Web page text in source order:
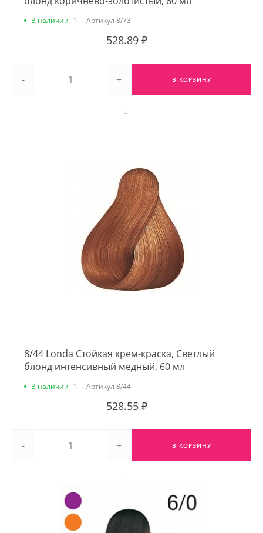
В наличии 1 Артикул 8/73
528.89 ₽
- + В КОРЗИНУ
8/44 Londa Стойкая крем-краска, Светлый
блонд интенсивный медный, 60 мл
В наличии 1 Артикул 8/44
528.55 ₽
- + В КОРЗИНУ